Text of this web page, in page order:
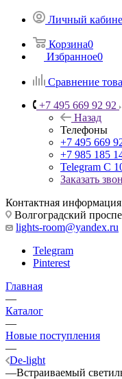
Личный
Корзина0
Избранное0
Сравнение
+7 495 669 92 92
Назад
Телефоны
+7 495 669
+7 985 185
Telegram С
Заказать
Контактная информация
Волгоградский
lights-room@yandex.ru
Telegram
Pinterest
Главная
—
Каталог
—
Новые поступления
—
De-light
—Встраиваемый